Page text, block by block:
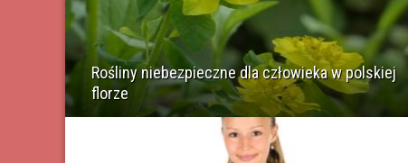
Rośliny niebezpieczne dla człowieka w polskiej
florze